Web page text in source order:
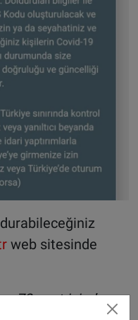
web sitesinde
72 saat içinde